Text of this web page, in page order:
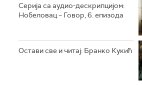
Серија са аудио-дескрипцијом:
Нобеловац – Говор, 6. епизода
Остави све и читај: Бранко Кукић